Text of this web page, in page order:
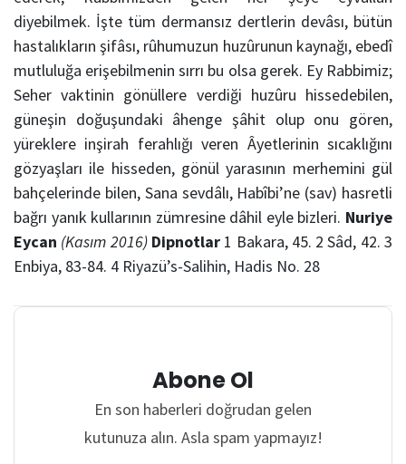
diyebilmek. İşte tüm dermansız dertlerin devâsı, bütün
hastalıkların şifâsı, rûhumuzun huzûrunun kaynağı, ebedî
mutluluğa erişebilmenin sırrı bu olsa gerek. Ey Rabbimiz;
Seher vaktinin gönüllere verdiği huzûru hissedebilen,
güneşin doğuşundaki âhenge şâhit olup onu gören,
yüreklere inşirah ferahlığı veren Âyetlerinin sıcaklığını
gözyaşları ile hisseden, gönül yarasının merhemini gül
bahçelerinde bilen, Sana sevdâlı, Habîbi’ne (sav) hasretli
bağrı yanık kullarının zümresine dâhil eyle bizleri. Nuriye
Eycan (Kasım 2016) Dipnotlar 1 Bakara, 45. 2 Sâd, 42.3
Enbiya, 83-84. 4 Riyazü’s-Salihin, Hadis No. 28
Abone Ol
En son haberleri doğrudan gelen
kutunuza alın. Asla spam yapmayız!